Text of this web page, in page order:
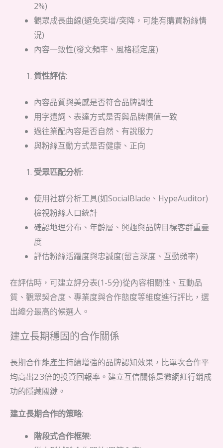
2%)
觀眾成長曲線(避免突增/突降，可能有購買粉絲情
況)
內容一致性(發文頻率、風格穩定度)
質性評估:
內容品質與美感是否符合品牌調性
用字遣詞、表達方式是否與品牌價值一致
過往業配內容是否自然、有說服力
與粉絲互動方式是否健康、正向
受眾匹配分析:
使用社群分析工具(如SocialBlade、HypeAuditor)
檢視粉絲人口統計
確認地理分布、年齡層、興趣與品牌目標客群重疊
度
評估粉絲活躍度與忠誠度(留言深度、互動頻率)
在評估時，可建立評分表(1-5分)從內容相關性、互動品
質、觀眾契合度、專業度與合作態度等維度進行評比，選
出總分最高的候選人。
建立長期穩固的合作關係
長期合作能產生持續增強的品牌認知效果，比單次合作平
均高出2.3倍的投資回報率。建立互信關係是微網紅行銷成
功的隱藏關鍵。
建立長期合作的策略:
階段式合作框架: